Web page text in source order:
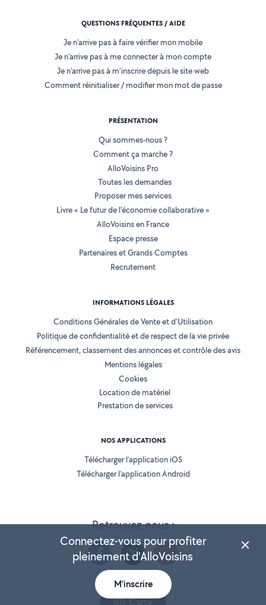
Carte
Retrouvez-nous :
QUESTIONS FRÉQUENTES / AIDE
Je n'arrive pas à faire vérifier mon mobile
Je n'arrive pas à me connecter à mon compte
Je n'arrive pas à m'inscrire depuis le site web
Comment réinitialiser / modifier mon mot de passe
PRÉSENTATION
Qui sommes-nous ?
Comment ça marche ?
AlloVoisins Pro
Toutes les demandes
Proposer mes services
Livre « Le futur de l'économie collaborative »
AlloVoisins en France
Espace presse
Partenaires et Grands Comptes
Recrutement
INFORMATIONS LÉGALES
Conditions Générales de Vente et d'Utilisation
Politique de confidentialité et de respect de la vie privée
Référencement, classement des annonces et contrôle des avis
Mentions légales
Cookies
Location de matériel
Prestation de services
NOS APPLICATIONS
Télécharger l’application iOS
Télécharger l’application Android
Connectez-vous pour profiter
pleinement d'AlloVoisins
M'inscrire